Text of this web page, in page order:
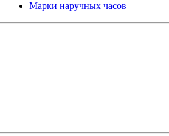
Марки наручных часов